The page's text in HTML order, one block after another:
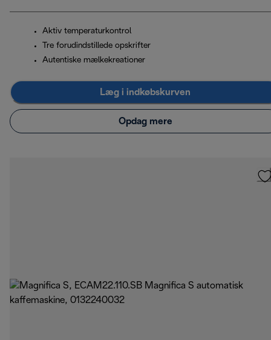
Aktiv temperaturkontrol
Tre forudindstillede opskrifter
Autentiske mælkekreationer
Læg i indkøbskurven
Opdag mere